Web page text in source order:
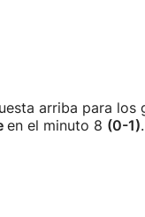
arriba para los
en el minuto 8 (0-1).